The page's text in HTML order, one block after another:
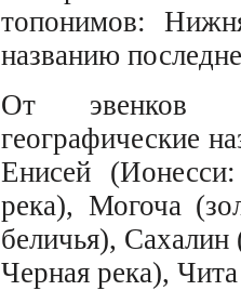
топонимов:
названию
От эвенков
географические
Енисей
река), Могоча
беличья),
Черная река),